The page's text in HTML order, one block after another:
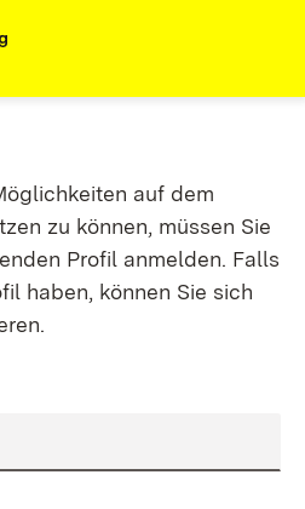
auf dem
zu können, müssen Sie
Profil anmelden. Falls
haben, können Sie sich